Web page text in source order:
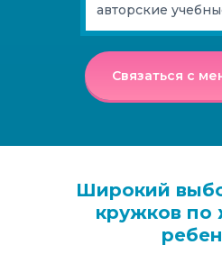
авторские
Связаться с
Широкий
кружков по